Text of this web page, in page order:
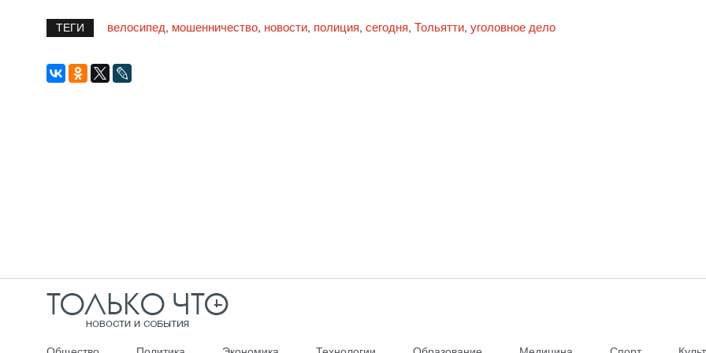
ТЕГИ велосипед, мошенничество, новости, полиция, сегодня, Тольятти, уголовное дело